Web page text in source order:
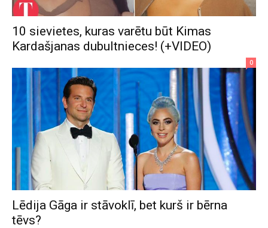
10 sievietes, kuras varētu būt Kimas
Kardašjanas dubultnieces! (+VIDEO)
0
Lēdija Gāga ir stāvoklī, bet kurš ir bērna
tēvs?